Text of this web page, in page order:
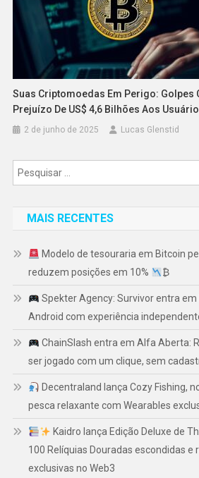
Suas Criptomoedas Em Perigo: Golpes
Prejuízo De US$ 4,6 Bilhões Aos
2 de junho de 2025 Lucas Glenstid
MAIS RECENTES
Modelo de tesouraria em Bitcoin
reduzem posições em 10%
₿
Spekter Agency: Survivor entra
Android com experiência
ChainSlash entra em Alfa Aberta:
ser jogado com um clique, sem
Decentraland lança Cozy Fishing,
pesca relaxante com Wearables
Kaidro lança Edição Deluxe de
100 Relíquias Douradas escondidas e
exclusivas no Web3